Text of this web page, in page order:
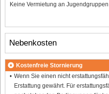
Keine Vermietung an
Nebenkosten
Kostenfreie Stornierung
Wenn Sie einen nicht
Erstattung gewährt. Für